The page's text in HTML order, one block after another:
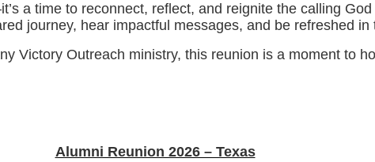
a time to reconnect, reflect, and reignite the calling
journey, hear impactful messages, and be refreshed in
Victory Outreach ministry, this reunion is a moment to
Alumni Reunion 2026 – Texas